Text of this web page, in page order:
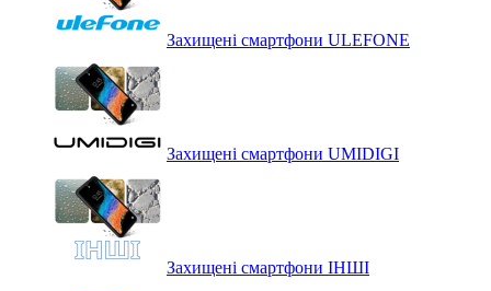
Захищені смартфони ULEFONE
Захищені смартфони UMIDIGI
Захищені смартфони ІНШІ